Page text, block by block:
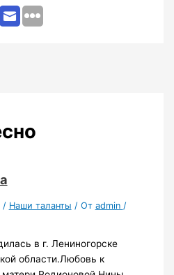
/ Наши таланты / От admin /
в г. Лениногорске
области.Любовь к